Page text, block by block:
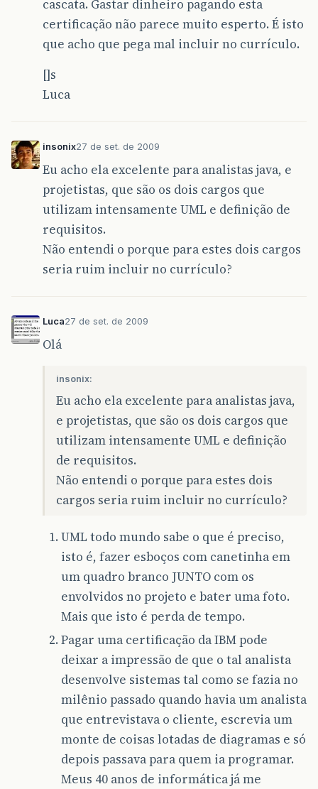
cascata. Gastar dinheiro pagando esta
certificação não parece muito esperto. É isto
que acho que pega mal incluir no currículo.
[]s
Luca
insonix27 de set. de 2009
Eu acho ela excelente para analistas java, e
projetistas, que são os dois cargos que
utilizam intensamente UML e definição de
requisitos.
Não entendi o porque para estes dois cargos
seria ruim incluir no currículo?
Luca27 de set. de 2009
Olá
insonix:
Eu acho ela excelente para analistas java,
e projetistas, que são os dois cargos que
utilizam intensamente UML e definição
de requisitos.
Não entendi o porque para estes dois
cargos seria ruim incluir no currículo?
UML todo mundo sabe o que é preciso,
isto é, fazer esboços com canetinha em
um quadro branco JUNTO com os
envolvidos no projeto e bater uma foto.
Mais que isto é perda de tempo.
Pagar uma certificação da IBM pode
deixar a impressão de que o tal analista
desenvolve sistemas tal como se fazia no
milênio passado quando havia um analista
que entrevistava o cliente, escrevia um
monte de coisas lotadas de diagramas e só
depois passava para quem ia programar.
Meus 40 anos de informática já me